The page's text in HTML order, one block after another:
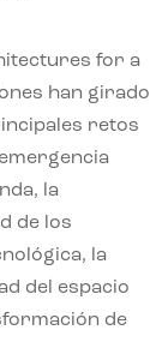
for a
han girado
retos
la
de los
la
del espacio
de